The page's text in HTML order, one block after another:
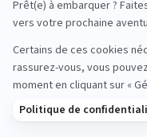
Bien-être